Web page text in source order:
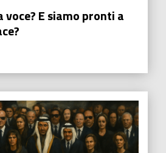
voce? E siamo pronti a